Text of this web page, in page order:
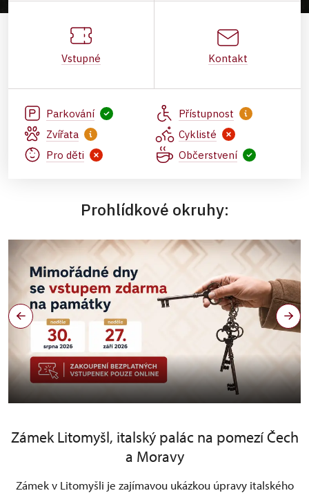
Vstupné Kontakt
Parkování
Přístupnost
Zvířata
Cyklisté
Pro děti
Občerstvení
Prohlídkové okruhy:
Zámek Litomyšl, italský palác na pomezí Čech
a Moravy
Zámek v Litomyšli je zajímavou ukázkou úpravy italského